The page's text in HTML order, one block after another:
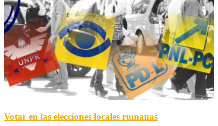
Votar en las elecciones locales rumanas